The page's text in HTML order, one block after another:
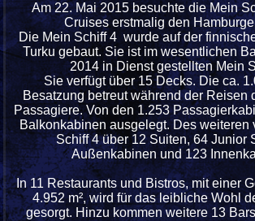
Am 22. Mai 2015 besuchte die Mein
Cruises erstmalig den
Die Mein Schiff 4 wurde auf der
Turku gebaut. Sie ist im wesentlichen
2014 in Dienst gestellten Mein
Sie verfügt über 15 Decks. Die ca.
Besatzung betreut während der Reisen
Passagiere. Von den 1.253
Balkonkabinen ausgelegt. Des weiteren
Schiff 4 über 12 Suiten, 64 Junior
Außenkabinen und 123
In 11 Restaurants und Bistros, mit einer
4.952 m², wird für das leibliche Wohl
gesorgt. Hinzu kommen weitere 13